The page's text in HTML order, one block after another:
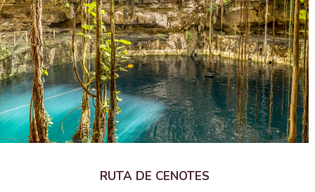
RUTA DE CENOTES